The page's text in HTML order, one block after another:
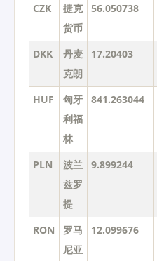
CZK
捷克
货币
56.050738
DKK
丹麦
克朗
17.20403
HUF
匈牙
利福
林
841.263044
PLN
波兰
兹罗
提
9.899244
RON
罗马
尼亚
12.099676